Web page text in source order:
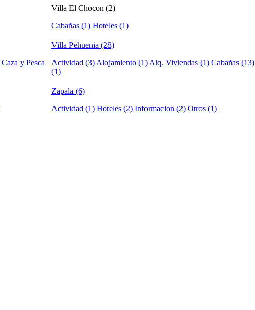
Villa El Chocon (2)
Cabañas (1) Hoteles (1)
Caza y Pesca
Villa Pehuenia (28)
Actividad (3) Alojamiento (1) Alq. Viviendas (1) Cabañas (13)
(1)
Zapala (6)
Actividad (1) Hoteles (2) Informacion (2) Otros (1)